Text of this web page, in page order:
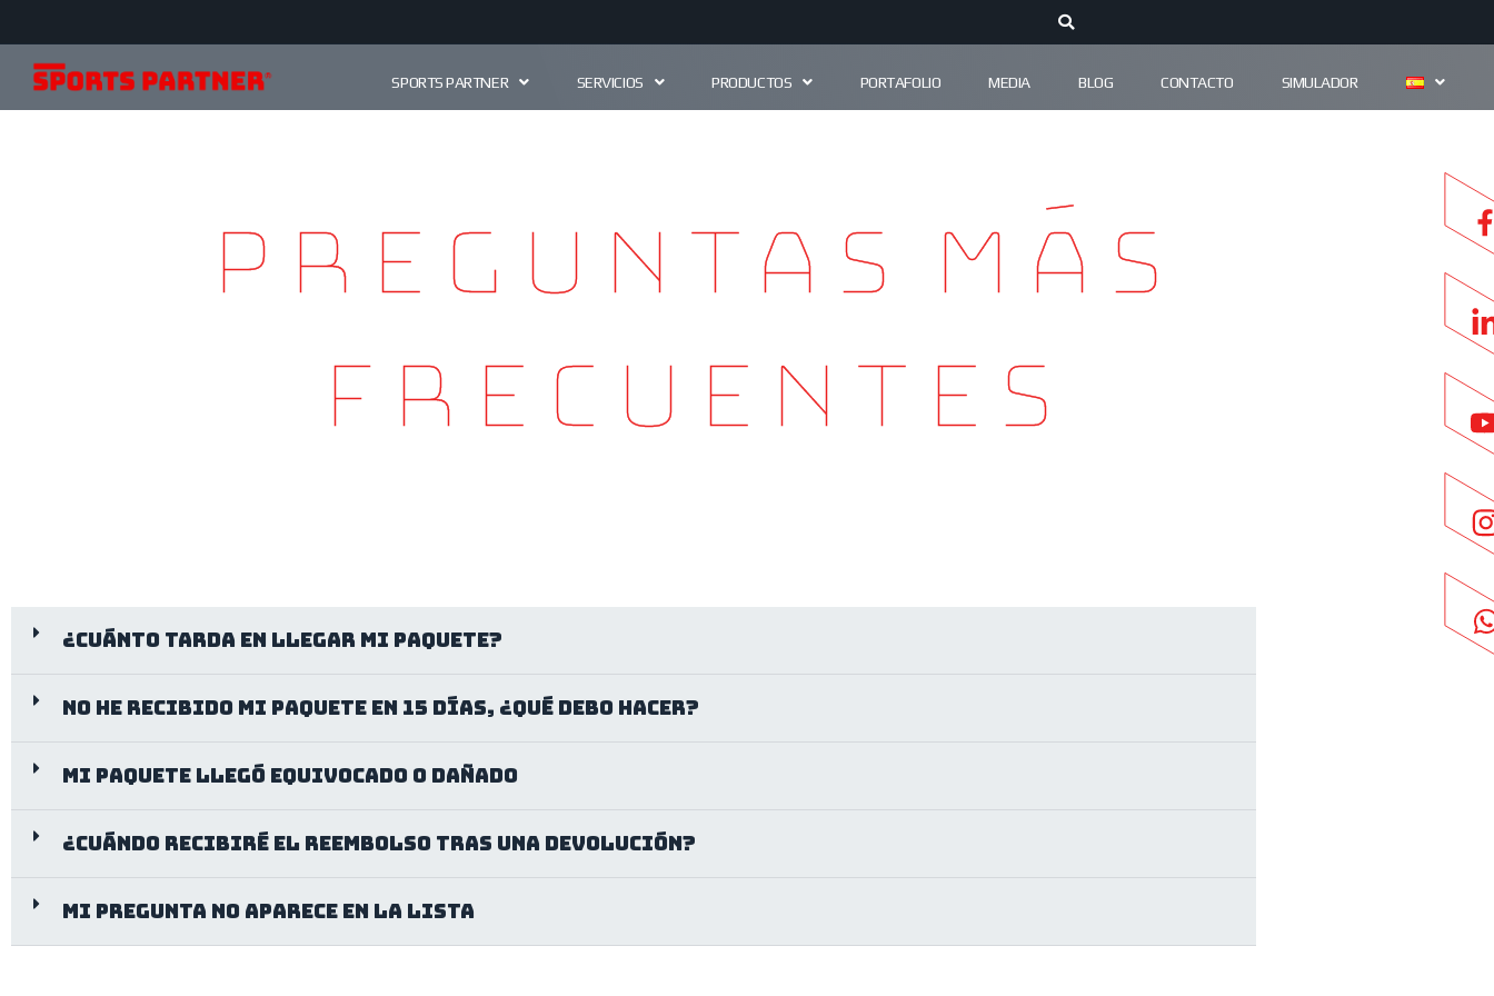
SPORTS PARTNER SERVICIOS PRODUCTOS PORTAFOLIO MEDIA BLOG CONTACTO SIMULADOR
Preguntas más
frecuentes
¿Cuánto tarda en llegar mi paquete?
No he recibido mi paquete en 15 días, ¿qué debo hacer?
Mi paquete llegó equivocado o dañado
¿Cuándo recibiré el reembolso tras una devolución?
Mi pregunta no aparece en la lista